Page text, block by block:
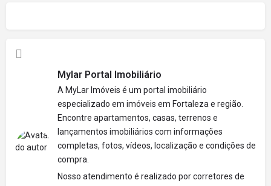
Mylar Portal Imobiliário
A MyLar Imóveis é um portal imobiliário
especializado em imóveis em Fortaleza e região.
Encontre apartamentos, casas, terrenos e
lançamentos imobiliários com informações
completas, fotos, vídeos, localização e condições de
compra.
Nosso atendimento é realizado por corretores de